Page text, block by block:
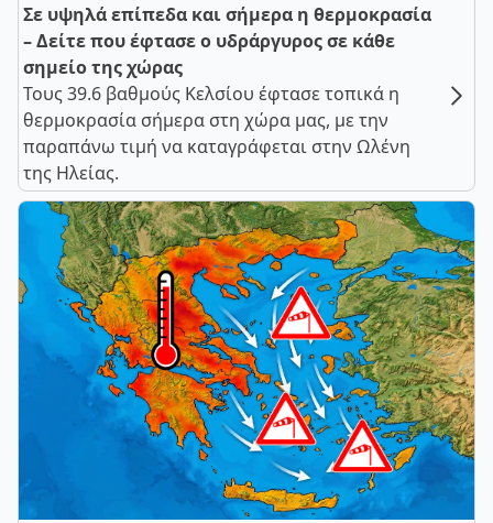
Σε υψηλά επίπεδα και σήμερα η θερμοκρασία
– Δείτε που έφτασε ο υδράργυρος σε κάθε
σημείο της χώρας
Τους 39.6 βαθμούς Κελσίου έφτασε τοπικά η
θερμοκρασία σήμερα στη χώρα μας, με την
παραπάνω τιμή να καταγράφεται στην Ωλένη
της Ηλείας.